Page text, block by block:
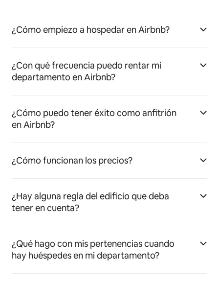
¿Cómo empiezo a hospedar en Airbnb?
¿Con qué frecuencia puedo rentar mi
departamento en Airbnb?
¿Cómo puedo tener éxito como anfitrión
en Airbnb?
¿Cómo funcionan los precios?
¿Hay alguna regla del edificio que deba
tener en cuenta?
¿Qué hago con mis pertenencias cuando
hay huéspedes en mi departamento?